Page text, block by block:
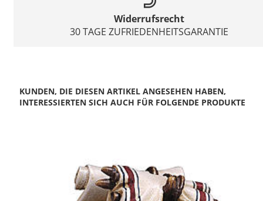
Widerrufsrecht
30 TAGE ZUFRIEDENHEITSGARANTIE
KUNDEN, DIE DIESEN ARTIKEL ANGESEHEN HABEN,
INTERESSIERTEN SICH AUCH FÜR FOLGENDE PRODUKTE